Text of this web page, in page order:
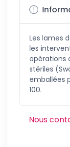
Les lames
les
opérations
stériles
emballées
100.
Nous